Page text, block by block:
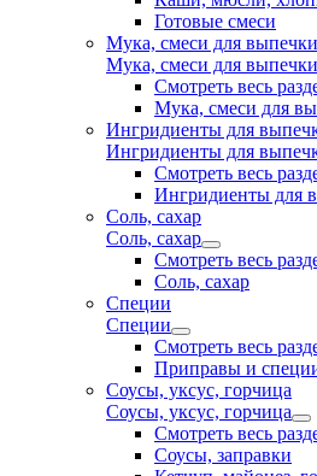
Готовые смеси
Мука, смеси для
Мука, смеси для
Смотреть весь
Мука, смеси для
Ингридиенты для
Ингридиенты для
Смотреть весь
Ингридиенты для
Соль, сахар
Соль, сахар
Смотреть весь
Соль, сахар
Специи
Специи
Смотреть весь
Приправы и
Соусы, уксус, горчица
Соусы, уксус, горчица
Смотреть весь
Соусы, заправки